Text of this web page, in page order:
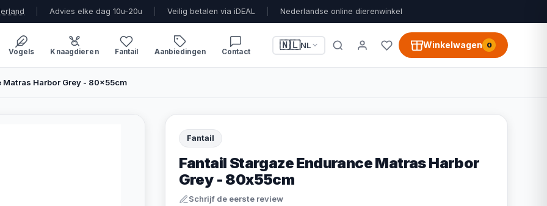
Advies elke dag 10u-20u Veilig betalen via iDEAL Nederlandse online dierenwinkel
Vogels Knaagdieren Fantail Aanbiedingen Contact
🇳🇱NL Winkelwagen 0
Matras Harbor Grey - 80x55cm
Fantail
Fantail Stargaze Endurance Matras Harbor
Grey - 80x55cm
Schrijf de eerste review